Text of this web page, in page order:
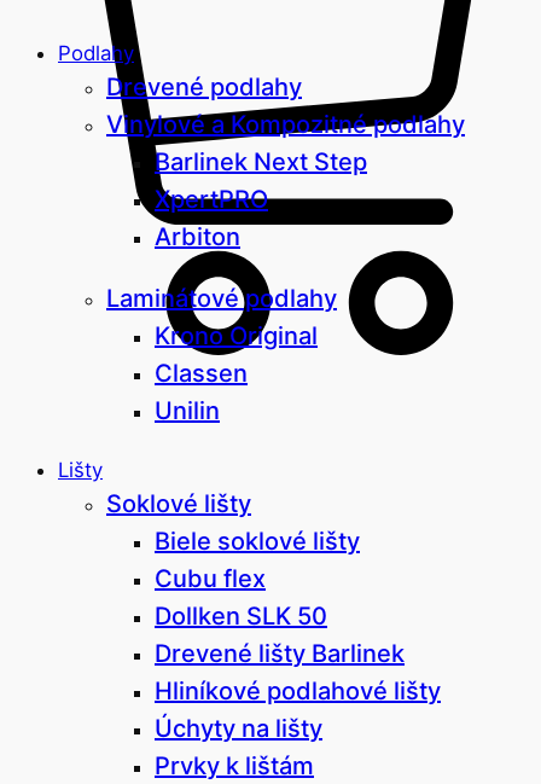
Podlahy
Drevené podlahy
Vinylové a Kompozitné podlahy
Barlinek Next Step
XpertPRO
Arbiton
Laminátové podlahy
Krono Original
Classen
Unilin
Lišty
Soklové lišty
Biele soklové lišty
Cubu flex
Dollken SLK 50
Drevené lišty Barlinek
Hliníkové podlahové lišty
Úchyty na lišty
Prvky k lištám